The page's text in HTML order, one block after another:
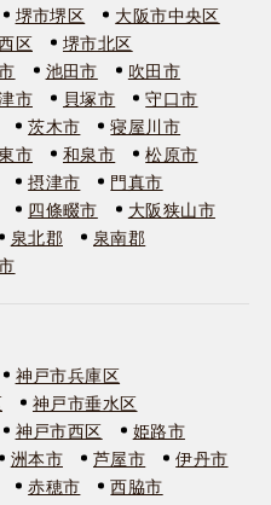
堺市堺区
大阪市中央区
区
堺市北区
池田市
吹田市
市 貝塚市
守口市
茨木市
寝屋川市
市 和泉市
松原市
摂津市
門真市
四條畷市
大阪狭山市
泉北郡
泉南郡
神戸市兵庫区
神戸市垂水区
神戸市西区
姫路市
洲本市 芦屋市
伊丹市
赤穂市
西脇市